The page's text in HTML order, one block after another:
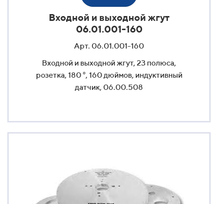
Входной и выходной жгут
06.01.001-160
Арт. 06.01.001-160
Входной и выходной жгут, 23 полюса,
розетка, 180 °, 160 дюймов, индуктивный
датчик, 06.00.508